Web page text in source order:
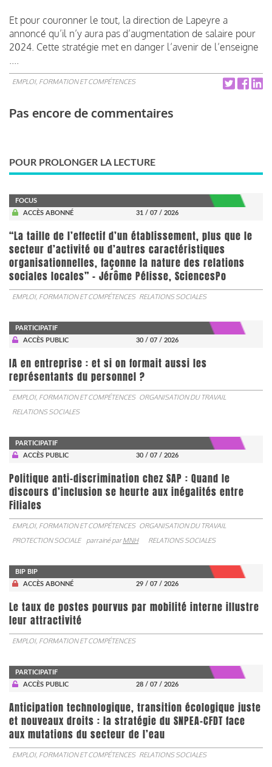
Et pour couronner le tout, la direction de Lapeyre a
annoncé qu’il n’y aura pas d’augmentation de salaire pour
2024. Cette stratégie met en danger l’avenir de l’enseigne
EMPLOI, FORMATION ET COMPÉTENCES
Pas encore de commentaires
POUR PROLONGER LA LECTURE
FOCUS
ACCÈS ABONNÉ
31 / 07 / 2026
“La taille de l’effectif d’un établissement, plus que le
secteur d’activité ou d’autres caractéristiques
organisationnelles, façonne la nature des relations
sociales locales” - Jérôme Pélisse, SciencesPo
EMPLOI, FORMATION ET COMPÉTENCES RELATIONS SOCIALES
PARTICIPATIF
ACCÈS PUBLIC
30 / 07 / 2026
IA en entreprise : et si on formait aussi les
représentants du personnel ?
EMPLOI, FORMATION ET COMPÉTENCES ORGANISATION DU TRAVAIL
RELATIONS SOCIALES
PARTICIPATIF
ACCÈS PUBLIC
30 / 07 / 2026
Politique anti-discrimination chez SAP : Quand le
discours d’inclusion se heurte aux inégalités entre
Filiales
EMPLOI, FORMATION ET COMPÉTENCES ORGANISATION DU TRAVAIL
PROTECTION SOCIALE
parrainé parMNH RELATIONS SOCIALES
BIP BIP
ACCÈS ABONNÉ
29 / 07 / 2026
Le taux de postes pourvus par mobilité interne illustre
leur attractivité
EMPLOI, FORMATION ET COMPÉTENCES
PARTICIPATIF
ACCÈS PUBLIC
28 / 07 / 2026
Anticipation technologique, transition écologique juste
et nouveaux droits : la stratégie du SNPEA-CFDT face
aux mutations du secteur de l’eau
EMPLOI, FORMATION ET COMPÉTENCES RELATIONS SOCIALES